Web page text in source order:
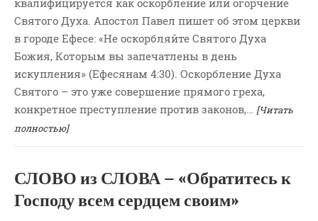
Святого Духа. Апостол Павел пишет об этом церкви
в городе Ефесе: «Не оскорбляйте Святого Духа
Божия, Которым вы запечатлены в день
искупления» (Ефесянам 4:30). Оскорбление Духа
Святого – это уже совершение прямого греха,
конкретное преступление против законов,…
[Читать
полностью]
СЛОВО из СЛОВА – «Обратитесь к
Господу всем сердцем своим»